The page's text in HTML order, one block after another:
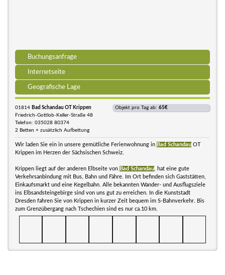
Buchungsanfrage
Internetseite
Geografische Lage
01814 Bad Schandau OT Krippen
Friedrich-Gottlob-Keller-Straße 48
Telefon: 035028 80374
2 Betten + zusätzlich Aufbettung
Objekt pro Tag ab: 65€
Wir laden Sie ein in unsere gemütliche Ferienwohnung in Bad Schandau OT
Krippen im Herzen der Sächsischen Schweiz.
Krippen liegt auf der anderen Elbseite von Bad Schandau , hat eine gute
Verkehrsanbindung mit Bus, Bahn und Fähre. Im Ort befinden sich Gaststätten,
Einkaufsmarkt und eine Kegelbahn. Alle bekannten Wander- und Ausflugsziele
ins Elbsandsteingebirge sind von uns gut zu erreichen. In die Kunststadt
Dresden fahren Sie von Krippen in kurzer Zeit bequem im S-Bahnverkehr. Bis
zum Grenzübergang nach Tschechien sind es nur ca.10 km.